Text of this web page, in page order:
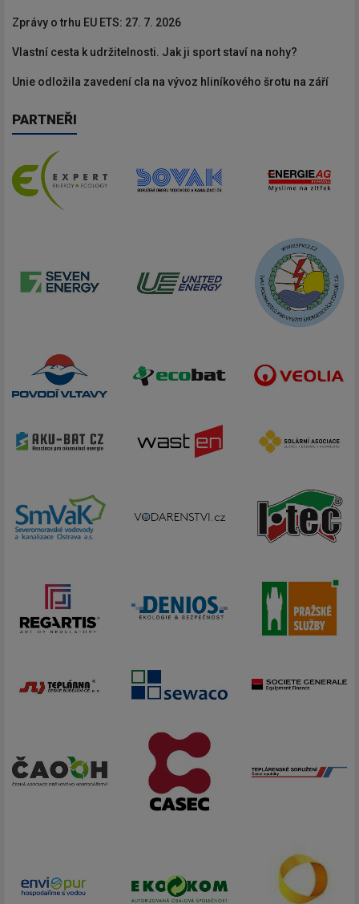
Zprávy o trhu EU ETS: 27. 7. 2026
Vlastní cesta k udržitelnosti. Jak ji sport staví na nohy?
Unie odložila zavedení cla na vývoz hliníkového šrotu na září
PARTNEŘI